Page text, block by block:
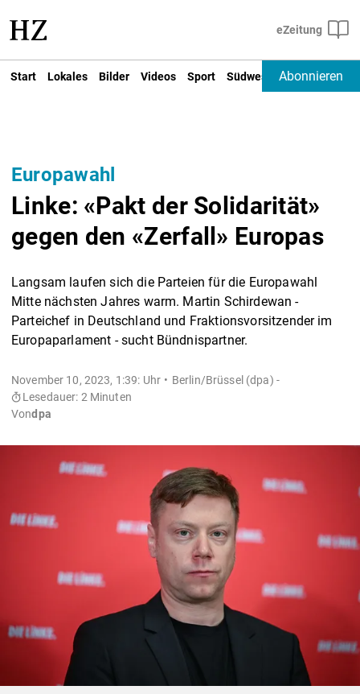
Start Lokales Bilder Videos Sport Südwest Deutschland
Abonnieren
Europawahl
Linke: «Pakt der Solidarität»
gegen den «Zerfall» Europas
Langsam laufen sich die Parteien für die Europawahl
Mitte nächsten Jahres warm. Martin Schirdewan -
Parteichef in Deutschland und Fraktionsvorsitzender im
Europaparlament - sucht Bündnispartner.
November 10, 2023, 1:39: Uhr
Berlin/Brüssel (dpa) -
Lesedauer: 2 Minuten
Vondpa